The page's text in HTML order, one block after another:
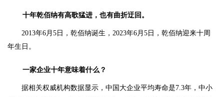
十年乾佰纳有高歌猛进，也有曲折迂回。
2013年6月5日，乾佰纳诞生，2023年6月5日，乾佰纳迎来十周
年生日。
一家企业十年意味着什么？
据相关权威机构数据显示，中国大企业平均寿命是7.3年，中小